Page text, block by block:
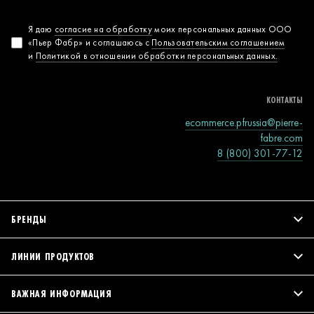
Согласие на
обработку
персональных
Я даю согласие на обработкумоих персональных данных ООО
«Пьер Фабр» и соглашаюсь с Пользовательским соглашением
и Политикой в отношении обработки персональных данных.
КОНТАКТЫ
ecommerce.pfrussia@pierre-
fabre.com
8 (800) 301-77-12
БРЕНДЫ
ЛИНИИ ПРОДУКТОВ
ВАЖНАЯ ИНФОРМАЦИЯ